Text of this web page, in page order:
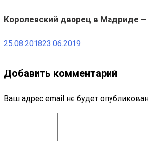
Королевский дворец в Мадриде
25.08.201823.06.2019
Добавить комментарий
Ваш адрес email не будет